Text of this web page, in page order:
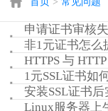
申请证书审核
非1元证书怎么
HTTPS 与
1元SSL证书如
安装SSL证书
Linux服务器上